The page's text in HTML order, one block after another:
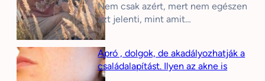
Nem csak azért, mert nem egészen
azt jelenti, mint amit…
Apró , dolgok, de akadályozhatják a
családalapítást. Ilyen az akne is